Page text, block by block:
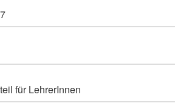
für LehrerInnen